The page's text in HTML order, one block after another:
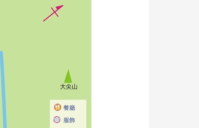
餐廳
服飾
大尖山